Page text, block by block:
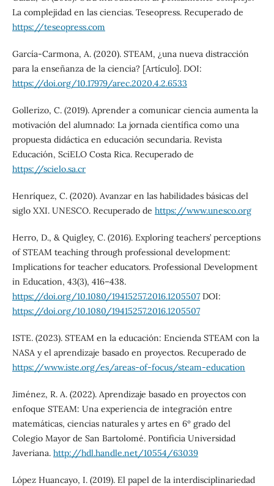
La complejidad en las ciencias. Teseopress. Recuperado de
https://teseopress.com
García-Carmona, A. (2020). STEAM, ¿una nueva distracción
para la enseñanza de la ciencia? [Artículo]. DOI:
https://doi.org/10.17979/arec.2020.4.2.6533
Gollerizo, C. (2019). Aprender a comunicar ciencia aumenta la
motivación del alumnado: La jornada científica como una
propuesta didáctica en educación secundaria. Revista
Educación, SciELO Costa Rica. Recuperado de
https://scielo.sa.cr
Henríquez, C. (2020). Avanzar en las habilidades básicas del
siglo XXI. UNESCO. Recuperado de https://www.unesco.org
Herro, D., & Quigley, C. (2016). Exploring teachers’ perceptions
of STEAM teaching through professional development:
Implications for teacher educators. Professional Development
in Education, 43(3), 416–438.
https://doi.org/10.1080/19415257.2016.1205507DOI:
https://doi.org/10.1080/19415257.2016.1205507
ISTE. (2023). STEAM en la educación: Encienda STEAM con la
NASA y el aprendizaje basado en proyectos. Recuperado de
https://www.iste.org/es/areas-of-focus/steam-education
Jiménez, R. A. (2022). Aprendizaje basado en proyectos con
enfoque STEAM: Una experiencia de integración entre
matemáticas, ciencias naturales y artes en 6º grado del
Colegio Mayor de San Bartolomé. Pontificia Universidad
Javeriana. http://hdl.handle.net/10554/63039
López Huancayo, I. (2019). El papel de la interdisciplinariedad